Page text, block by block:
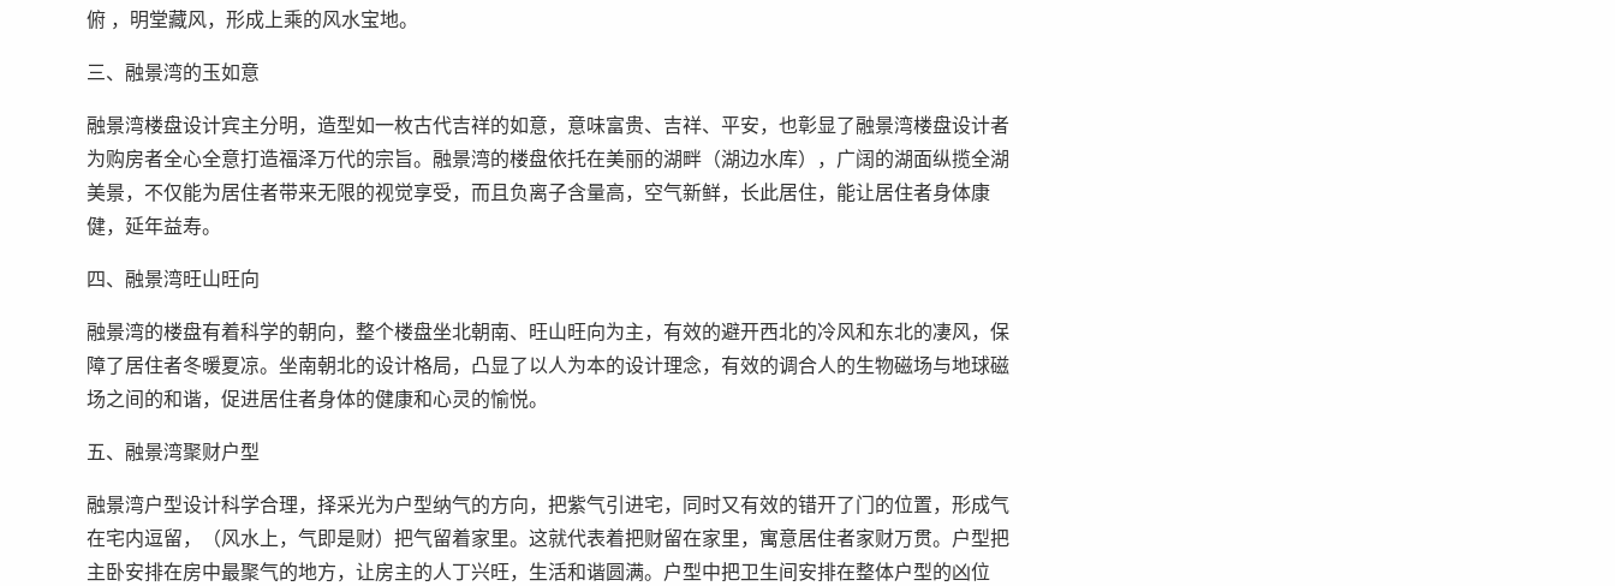
俯 ，明堂藏风，形成上乘的风水宝地。
三、融景湾的玉如意
融景湾楼盘设计宾主分明，造型如一枚古代吉祥的如意，意味富贵、吉祥、平安，也彰显了融景湾楼盘设计者
为购房者全心全意打造福泽万代的宗旨。融景湾的楼盘依托在美丽的湖畔（湖边水库），广阔的湖面纵揽全湖
美景，不仅能为居住者带来无限的视觉享受，而且负离子含量高，空气新鲜，长此居住，能让居住者身体康
健，延年益寿。
四、融景湾旺山旺向
融景湾的楼盘有着科学的朝向，整个楼盘坐北朝南、旺山旺向为主，有效的避开西北的冷风和东北的凄风，保
障了居住者冬暖夏凉。坐南朝北的设计格局，凸显了以人为本的设计理念，有效的调合人的生物磁场与地球磁
场之间的和谐，促进居住者身体的健康和心灵的愉悦。
五、融景湾聚财户型
融景湾户型设计科学合理，择采光为户型纳气的方向，把紫气引进宅，同时又有效的错开了门的位置，形成气
在宅内逗留，（风水上，气即是财）把气留着家里。这就代表着把财留在家里，寓意居住者家财万贯。户型把
主卧安排在房中最聚气的地方，让房主的人丁兴旺，生活和谐圆满。户型中把卫生间安排在整体户型的凶位